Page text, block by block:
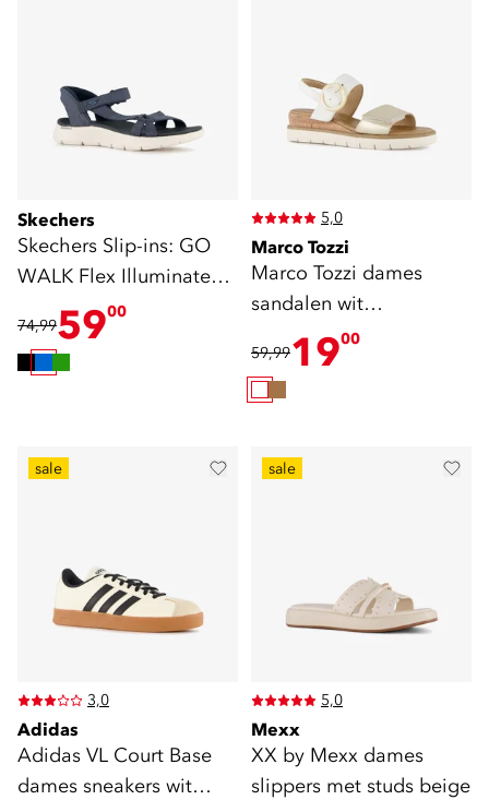
Skechers
Skechers Slip-ins: GO
WALK Flex Illuminate
sandalen blauw
74,995900
5,0
Marco Tozzi
Marco Tozzi dames
sandalen wit
champagne
59,991900
sale
3,0
Adidas
Adidas VL Court Base
dames sneakers wit
sale
5,0
Mexx
XX by Mexx dames
slippers met studs beige